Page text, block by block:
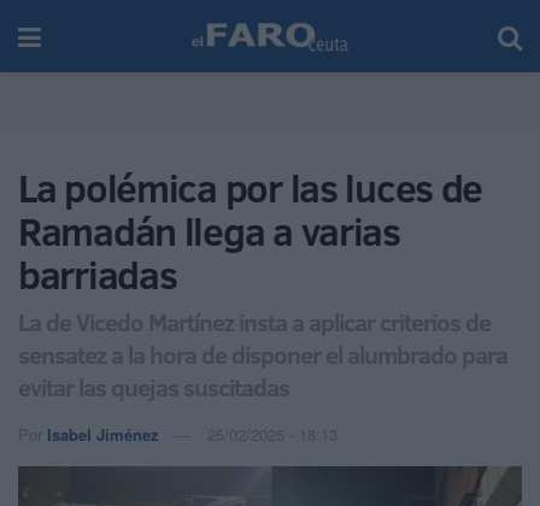
La polémica por las luces de
Ramadán llega a varias
barriadas
La de Vicedo Martínez insta a aplicar criterios de
sensatez a la hora de disponer el alumbrado para
evitar las quejas suscitadas
Por Isabel Jiménez 25/02/2025 - 18:13